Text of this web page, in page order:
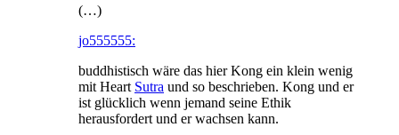
(…)
jo555555:
buddhistisch wäre das hier Kong ein klein wenig
mit Heart Sutra und so beschrieben. Kong und er
ist glücklich wenn jemand seine Ethik
herausfordert und er wachsen kann.